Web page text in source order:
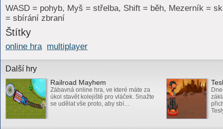
WASD = pohyb, Myš = střelba, Shift = běh, Mezerník =
= sbírání zbraní
Štítky
online hra multiplayer
Další hry
Railroad Mayhem
Zábavná online hra, ve které máte za
úkol stavět kolejiště pro vláček. Snažte
se udělat vše proto, aby sbí…